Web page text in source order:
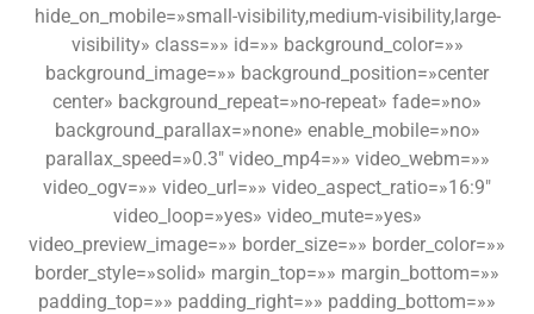
hide_on_mobile=»small-visibility,medium-visibility,large-
visibility» class=»» id=»» background_color=»»
background_image=»» background_position=»center
center» background_repeat=»no-repeat» fade=»no»
background_parallax=»none» enable_mobile=»no»
parallax_speed=»0.3″ video_mp4=»» video_webm=»»
video_ogv=»» video_url=»» video_aspect_ratio=»16:9″
video_loop=»yes» video_mute=»yes»
video_preview_image=»» border_size=»» border_color=»»
border_style=»solid» margin_top=»» margin_bottom=»»
padding_top=»» padding_right=»» padding_bottom=»»